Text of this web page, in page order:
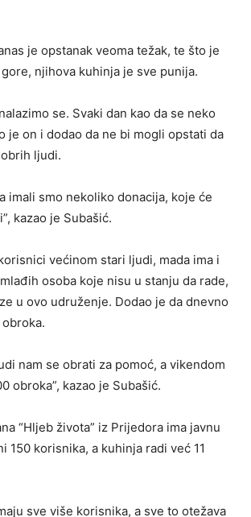
je opstanak veoma težak, te što je
njihova kuhinja je sve punija.
se. Svaki dan kao da se neko
je on i dodao da ne bi mogli opstati da
ljudi.
imali smo nekoliko donacija, koje će
kazao je Subašić.
većinom stari ljudi, mada ima i
osoba koje nisu u stanju da rade,
u ovo udruženje. Dodao je da dnevno
nam se obrati za pomoć, a vikendom
obroka”, kazao je Subašić.
“Hljeb života” iz Prijedora ima javnu
150 korisnika, a kuhinja radi već 11
sve više korisnika, a sve to otežava